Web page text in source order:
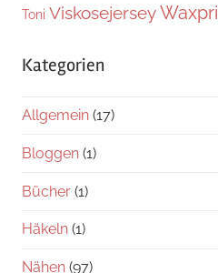
Toni Viskosejersey
Kategorien
Allgemein (17)
Bloggen (1)
Bücher (1)
Häkeln (1)
Nähen (97)